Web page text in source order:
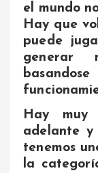
el mundo
Hay que
puede
generar
Hay muy
adelante
tenemos
la